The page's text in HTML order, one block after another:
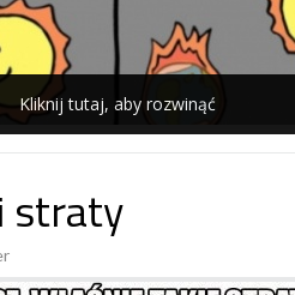
Kliknij tutaj, aby rozwinąć
straty